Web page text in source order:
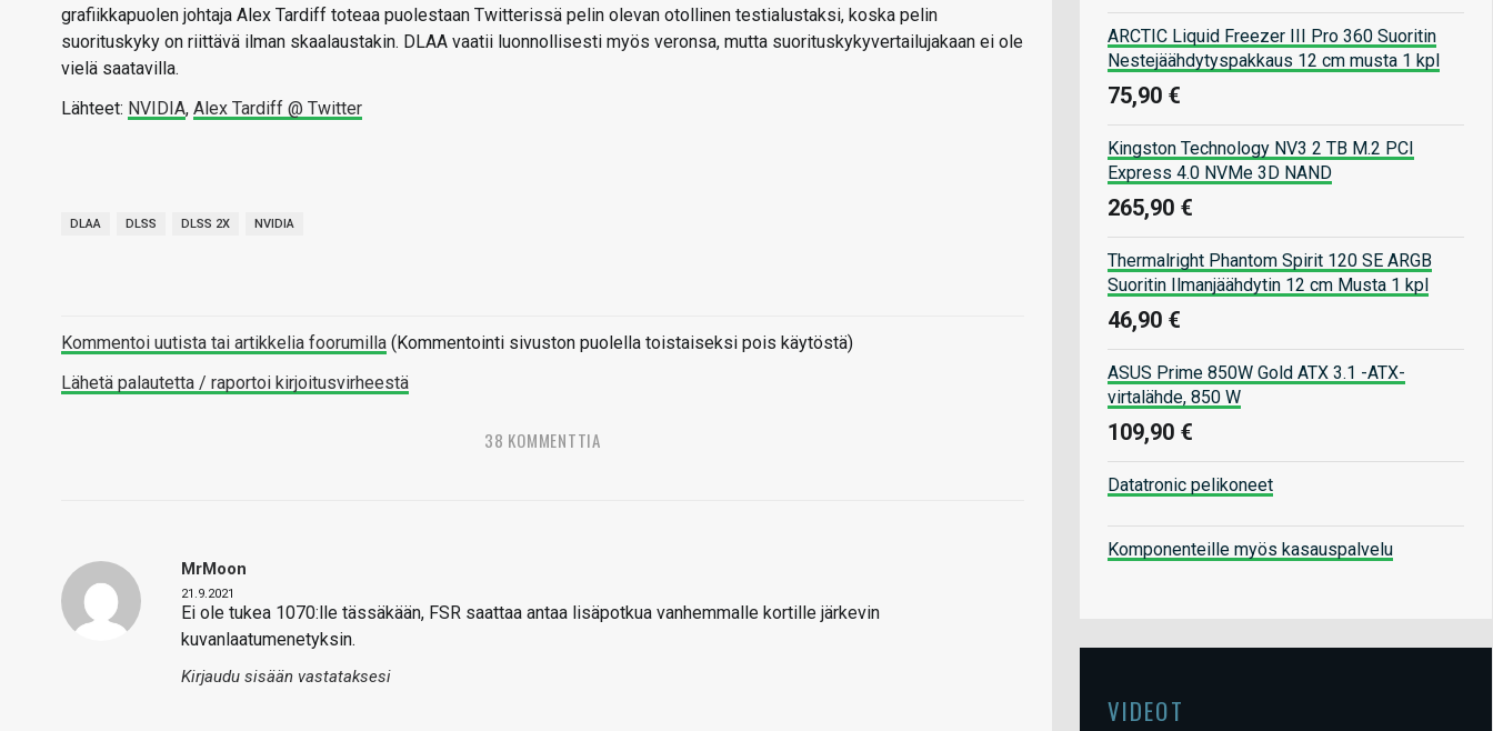
grafiikkapuolen johtaja Alex Tardiff toteaa puolestaan Twitterissä pelin olevan otollinen testialustaksi, koska pelin
suorituskyky on riittävä ilman skaalaustakin. DLAA vaatii luonnollisesti myös veronsa, mutta suorituskykyvertailujakaan ei ole
vielä saatavilla.
Lähteet: NVIDIA, Alex Tardiff @ Twitter
DLAA DLSS DLSS 2X NVIDIA
Kommentoi uutista tai artikkelia foorumilla (Kommentointi sivuston puolella toistaiseksi pois käytöstä)
Lähetä palautetta / raportoi kirjoitusvirheestä
38 KOMMENTTIA
MrMoon
21.9.2021
Ei ole tukea 1070:lle tässäkään, FSR saattaa antaa lisäpotkua vanhemmalle kortille järkevin
kuvanlaatumenetyksin.
Kirjaudu sisään vastataksesi
ARCTIC Liquid Freezer III Pro 360 Suoritin
Nestejäähdytyspakkaus 12 cm musta 1 kpl
75,90 €
Kingston Technology NV3 2 TB M.2 PCI
Express 4.0 NVMe 3D NAND
265,90 €
Thermalright Phantom Spirit 120 SE ARGB
Suoritin Ilmanjäähdytin 12 cm Musta 1 kpl
46,90 €
ASUS Prime 850W Gold ATX 3.1 -ATX-
virtalähde, 850 W
109,90 €
Datatronic pelikoneet
Komponenteille myös kasauspalvelu
VIDEOT